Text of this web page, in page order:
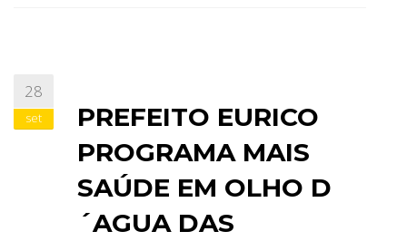
28
set
PREFEITO EURICO
PROGRAMA MAIS
SAÚDE EM OLHO D
´AGUA DAS